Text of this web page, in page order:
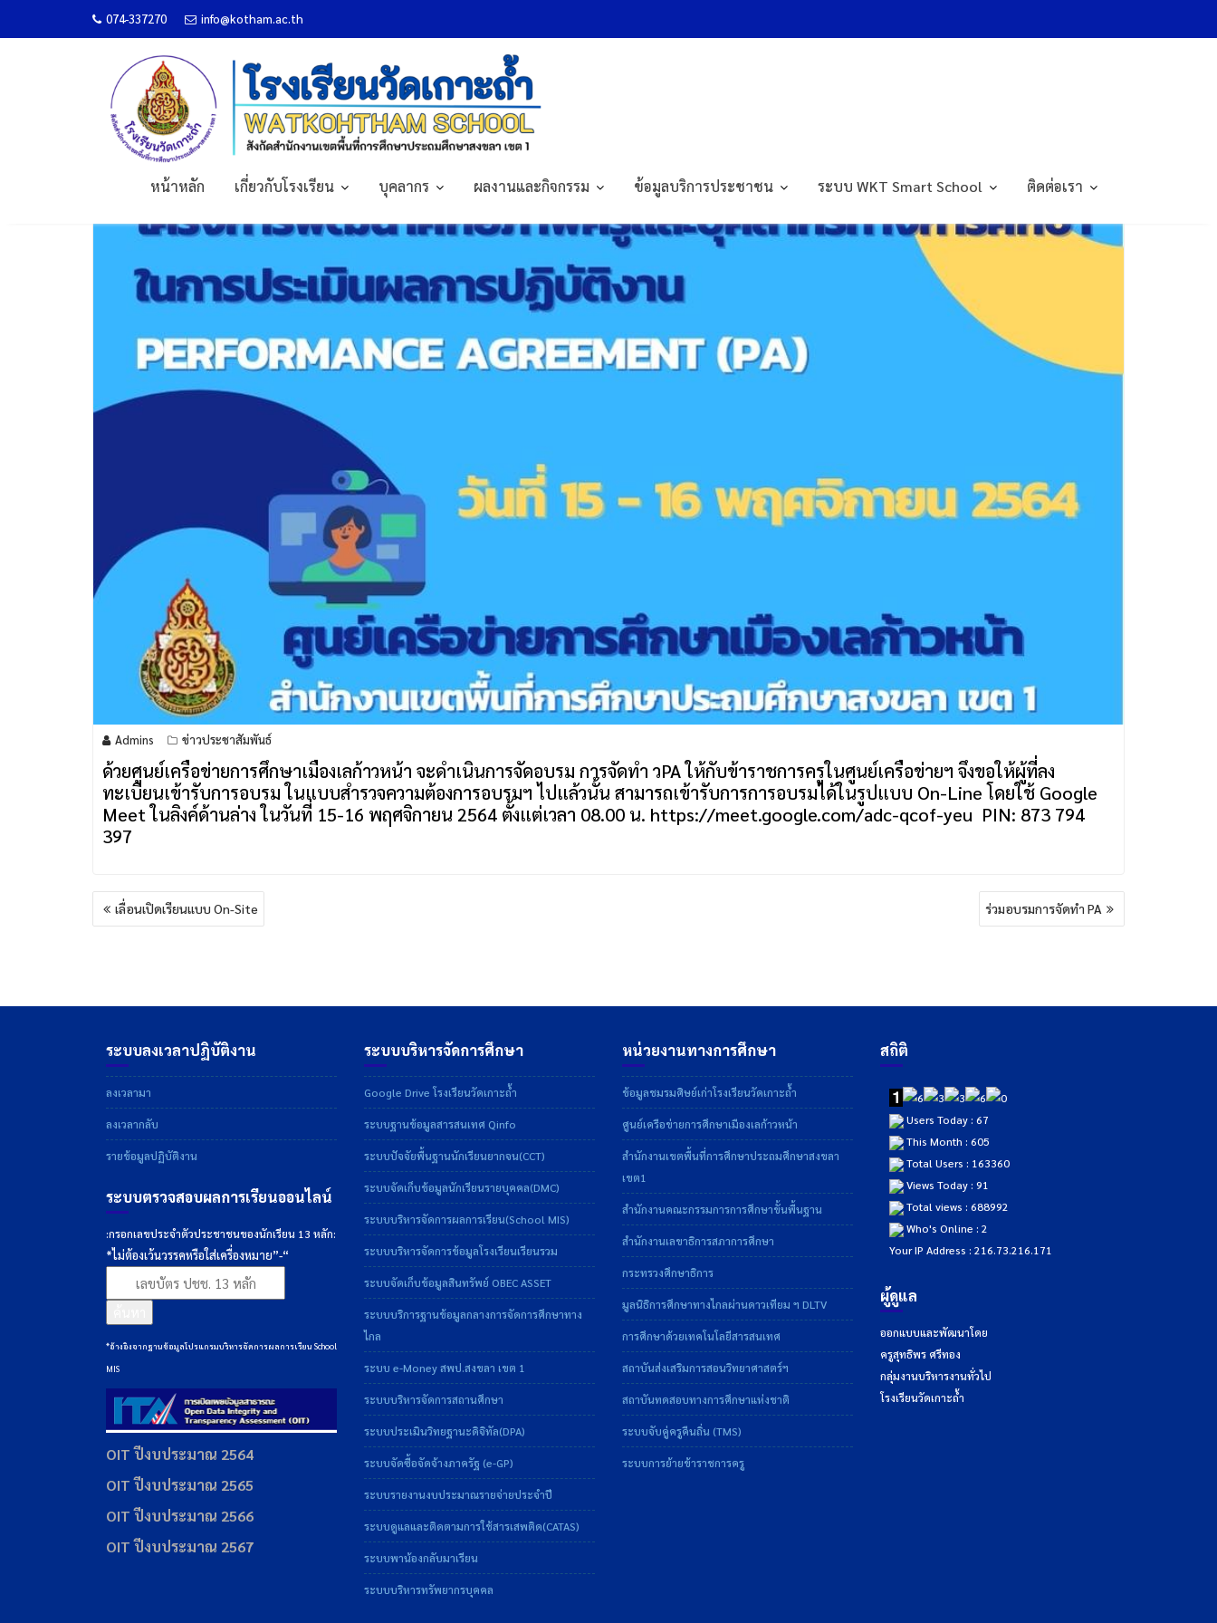
074-337270 info@kotham.ac.th
หน้าหลัก เกี่ยวกับโรงเรียน บุคลากร ผลงานและกิจกรรม ข้อมูลบริการประชาชน ระบบ WKT Smart School ติดต่อเรา
อบรม PA เมืองเลก้าวหน้า 2564
Home ข่าวประชาสัมพันธ์ อบรม PA เมืองเลก้าวหน้า 2564
14
Admins ข่าวประชาสัมพันธ์
ด้วยศูนย์เครือข่ายการศึกษาเมืองเลก้าวหน้า จะดำเนินการจัดอบรม การจัดทำ วPA ให้กับข้าราชการครูในศูนย์เครือข่ายฯ จึงขอให้ผู้ที่ลง
ทะเบียนเข้ารับการอบรม ในแบบสำรวจความต้องการอบรมฯ ไปแล้วนั้น สามารถเข้ารับการการอบรมได้ในรูปแบบ On-Line โดยใช้ Google
Meet ในลิงค์ด้านล่าง ในวันที่ 15-16 พฤศจิกายน 2564 ตั้งแต่เวลา 08.00 น. https://meet.google.com/adc-qcof-yeu ‬ PIN: ‪873 794
397‬
แนะแนว
เรื่องเลื่อนเปิดเรียนแบบ On-Site ร่วมอบรมการจัดทำ PA
ระบบลงเวลาปฏิบัติงาน
ลงเวลามา
ลงเวลากลับ
รายข้อมูลปฏิบัติงาน
ระบบตรวจสอบผลการเรียนออนไลน์
:กรอกเลขประจำตัวประชาชนของนักเรียน 13 หลัก:
*ไม่ต้องเว้นวรรคหรือใส่เครื่องหมาย”-“
*อ้างอิงจากฐานข้อมูลโปรแกรมบริหารจัดการผลการเรียน School
MIS
OIT ปีงบประมาณ 2564
OIT ปีงบประมาณ 2565
OIT ปีงบประมาณ 2566
OIT ปีงบประมาณ 2567
ระบบบริหารจัดการศึกษา
Google Drive โรงเรียนวัดเกาะถ้ำ
ระบบฐานข้อมูลสารสนเทศ Qinfo
ระบบปัจจัยพื้นฐานนักเรียนยากจน(CCT)
ระบบจัดเก็บข้อมูลนักเรียนรายบุคคล(DMC)
ระบบบริหารจัดการผลการเรียน(School MIS)
ระบบบริหารจัดการข้อมูลโรงเรียนเรียนรวม
ระบบจัดเก็บข้อมูลสินทรัพย์ OBEC ASSET
ระบบบริการฐานข้อมูลกลางการจัดการศึกษาทาง
ไกล
ระบบ e-Money สพป.สงขลา เขต 1
ระบบบริหารจัดการสถานศึกษา
ระบบประเมินวิทยฐานะดิจิทัล(DPA)
ระบบจัดซื้อจัดจ้างภาครัฐ (e-GP)
ระบบรายงานงบประมาณรายจ่ายประจำปี
ระบบดูแลและติดตามการใช้สารเสพติด(CATAS)
ระบบพาน้องกลับมาเรียน
ระบบบริหารทรัพยากรบุคคล
หน่วยงานทางการศึกษา
ข้อมูลชมรมศิษย์เก่าโรงเรียนวัดเกาะถ้ำ
ศูนย์เครือข่ายการศึกษาเมืองเลก้าวหน้า
สำนักงานเขตพื้นที่การศึกษาประถมศึกษาสงขลา
เขต1
สำนักงานคณะกรรมการการศึกษาขั้นพื้นฐาน
สำนักงานเลขาธิการสภาการศึกษา
กระทรวงศึกษาธิการ
มูลนิธิการศึกษาทางไกลผ่านดาวเทียม ฯ DLTV
การศึกษาด้วยเทคโนโลยีสารสนเทศ
สถาบันส่งเสริมการสอนวิทยาศาสตร์ฯ
สถาบันทดสอบทางการศึกษาแห่งชาติ
ระบบจับคู่ครูคืนถิ่น (TMS)
ระบบการย้ายข้าราชการครู
สถิติ
Users Today : 67
This Month : 605
Total Users : 163360
Views Today : 91
Total views : 688992
Who's Online : 2
Your IP Address : 216.73.216.171
ผู้ดูแล
ออกแบบและพัฒนาโดย
ครูสุทธิพร ศรีทอง
กลุ่มงานบริหารงานทั่วไป
โรงเรียนวัดเกาะถ้ำ